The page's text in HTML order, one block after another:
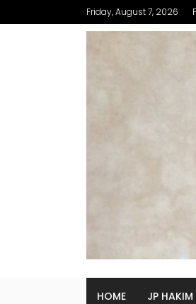
Friday, August 7, 2026
HOME JP HAKIM